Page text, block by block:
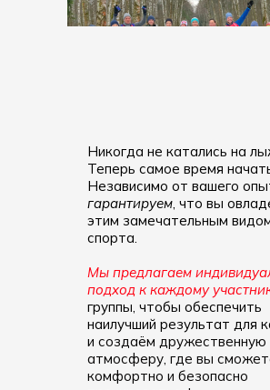
Никогда не катались на
Теперь самое время
Независимо от вашего
гарантируем, что вы
этим замечательным
спорта.
Мы предлагаем
подход к каждому
группы, чтобы обеспечить
наилучший результат для
и создаём дружественную
атмосферу, где вы
комфортно и безопасно